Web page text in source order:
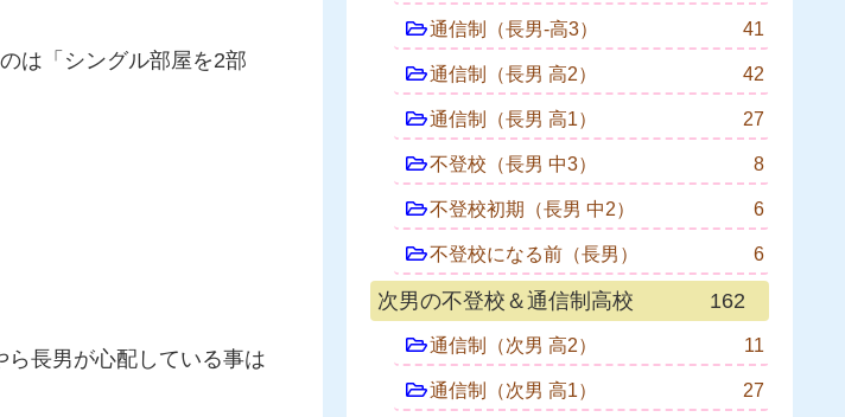
は「シングル部屋を2部
長男が心配している事は
通信制（長男-高3） 41
通信制（長男 高2） 42
通信制（長男 高1） 27
不登校（長男 中3） 8
不登校初期（長男 中2） 6
不登校になる前（長男） 6
次男の不登校＆通信制高校 162
通信制（次男 高2） 11
通信制（次男 高1） 27